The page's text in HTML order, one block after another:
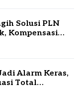
Solusi PLN
Kompensasi
Alarm Keras,
Total